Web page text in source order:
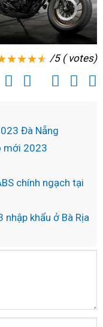
/5 ( votes)
Đà Nẵng
mới 2023
chính ngạch tại
nhập khẩu ở Bà Rịa